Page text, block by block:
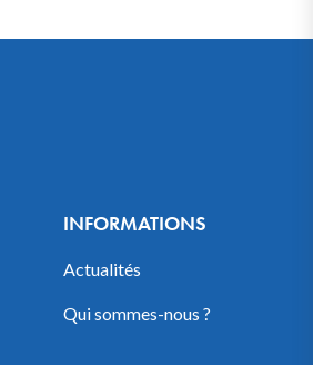
INFORMATIONS
Actualités
Qui sommes-nous ?